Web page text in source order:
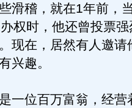
滑稽，就在1年前，
权时，他还曾投票
现在，居然有人邀请
兴趣。
位百万富翁，经营